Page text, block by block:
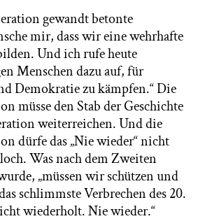
gewandt betonte
mir, dass wir eine wehrhafte
Und ich rufe heute
Menschen dazu auf, für
Demokratie zu kämpfen.“ Die
müsse den Stab der Geschichte
weiterreichen. Und die
dürfe das „Nie wieder“ nicht
Was nach dem Zweiten
„müssen wir schützen und
schlimmste Verbrechen des 20.
wiederholt. Nie wieder.“